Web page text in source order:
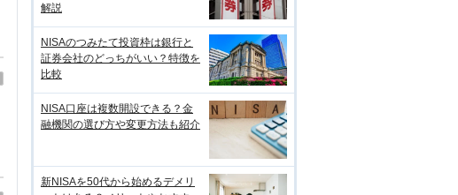
解説
NISAのつみたて投資枠は銀行と
証券会社のどっちがいい？特徴を
比較
NISA口座は複数開設できる？金
融機関の選び方や変更方法も紹介
新NISAを50代から始めるデメリ